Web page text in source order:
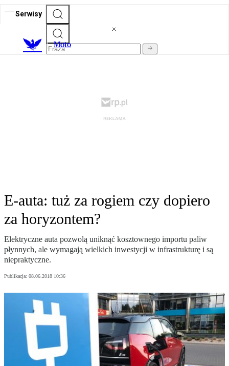
Serwisy
Moto
E-auta: tuż za rogiem czy dopiero
za horyzontem?
Elektryczne auta pozwolą uniknąć kosztownego importu paliw
płynnych, ale wymagają wielkich inwestycji w infrastrukturę i są
niepraktyczne.
Publikacja: 08.06.2018 10:36